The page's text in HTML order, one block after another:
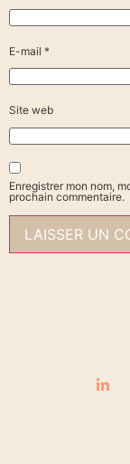
E-mail *
Site web
Enregistrer mon nom,
prochain commentaire.